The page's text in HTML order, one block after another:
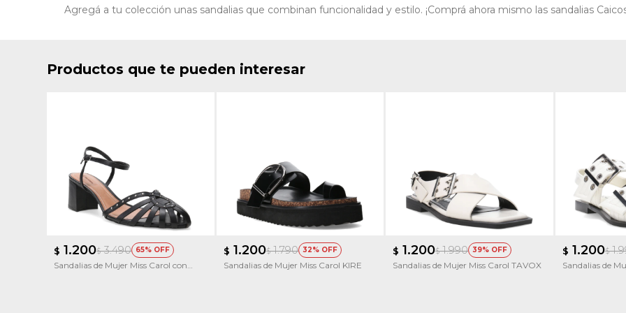
Agregá a tu colección unas sandalias que combinan funcionalidad y estilo. ¡Comprá ahora mismo las sandalias
Productos que te pueden interesar
$ 1.200$ 3.490 65
Sandalias de Mujer Miss Carol con
$ 1.200$ 1.790 32
Sandalias de Mujer Miss Carol KIRE
$ 1.200$ 1.990 39
Sandalias de Mujer Miss Carol TAVOX
$ 1.200$
Sandalias de